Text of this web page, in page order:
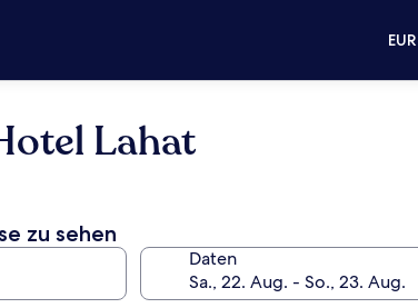
EUR
Lahat
zu sehen
Daten